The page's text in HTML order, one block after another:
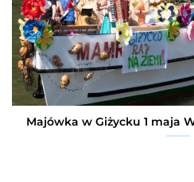
Majówka w Giżycku 1 maja